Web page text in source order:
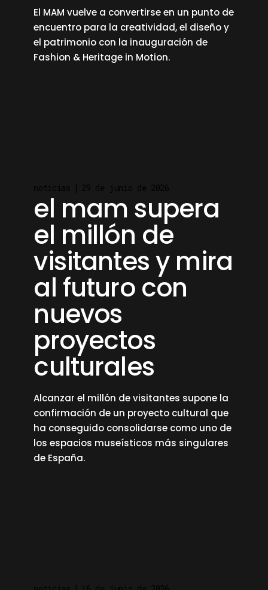
El MAM vuelve a convertirse en un punto de
encuentro para la creatividad, el diseño y
el patrimonio con la inauguración de
Fashion & Heritage in Motion.
el mam supera
el millón de
visitantes y mira
al futuro con
nuevos
proyectos
culturales
Alcanzar el millón de visitantes supone la
confirmación de un proyecto cultural que
ha conseguido consolidarse como uno de
los espacios museísticos más singulares
de España.